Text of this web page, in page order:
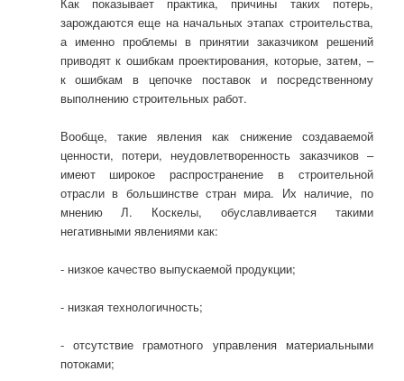
зарождаются еще на начальных этапах строительства,
а именно проблемы в принятии заказчиком решений
приводят к ошибкам проектирования, которые, затем, –
к ошибкам в цепочке поставок и посредственному
выполнению строительных работ.
Вообще, такие явления как снижение создаваемой
ценности, потери, неудовлетворенность заказчиков –
имеют широкое распространение в строительной
отрасли в большинстве стран мира. Их наличие, по
мнению Л. Коскелы, обуславливается такими
негативными явлениями как:
- низкое качество выпускаемой продукции;
- низкая технологичность;
- отсутствие грамотного управления материальными
потоками;